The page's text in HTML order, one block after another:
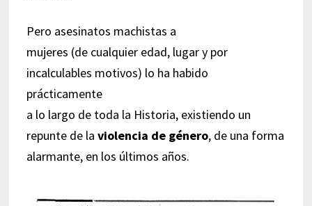
Pero asesinatos machistas a
mujeres (de cualquier edad, lugar y por
incalculables motivos) lo ha habido
prácticamente
a lo largo de toda la Historia, existiendo un
repunte de la violencia de género, de una forma
alarmante, en los últimos años.